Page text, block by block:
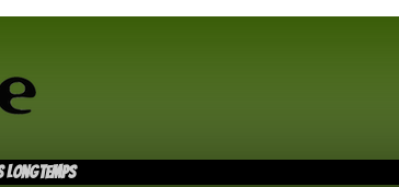
longtemps